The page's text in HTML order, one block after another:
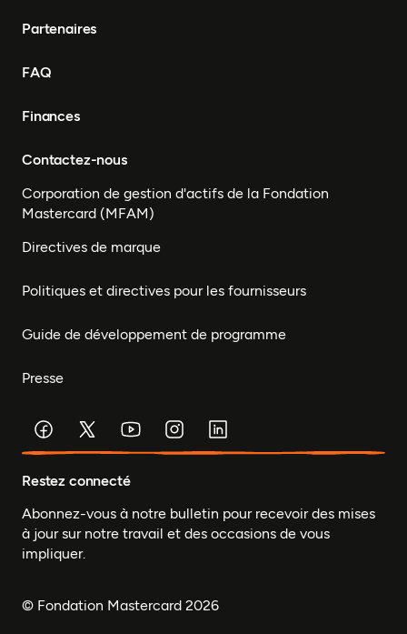
Partenaires
FAQ
Finances
Contactez-nous
Corporation de gestion d'actifs de la Fondation
Mastercard (MFAM)
Directives de marque
Politiques et directives pour les fournisseurs
Guide de développement de programme
Presse
Restez connecté
Abonnez-vous à notre bulletin pour recevoir des mises
à jour sur notre travail et des occasions de vous
impliquer.
© Fondation Mastercard 2026